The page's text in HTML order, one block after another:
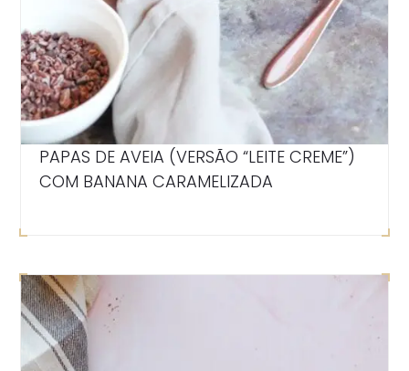
PAPAS DE AVEIA (VERSÃO “LEITE CREME”)
COM BANANA CARAMELIZADA